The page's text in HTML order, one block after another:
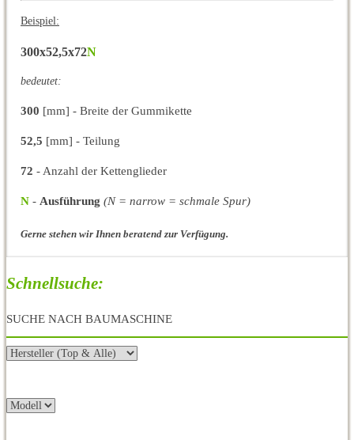
Beispiel:
300x52,5x72N
bedeutet:
300 [mm] - Breite der Gummikette
52,5 [mm] - Teilung
72 - Anzahl der Kettenglieder
N - Ausführung (N = narrow = schmale Spur)
Gerne stehen wir Ihnen beratend zur Verfügung.
Schnellsuche:
SUCHE NACH BAUMASCHINE